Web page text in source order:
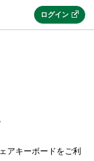
ログイン
アキーボードをご利